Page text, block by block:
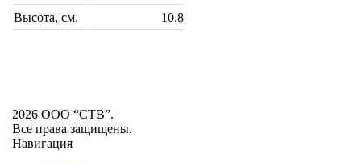
Высота, см.
10.8
2026 ООО “СТВ”.
Все права защищены.
Навигация